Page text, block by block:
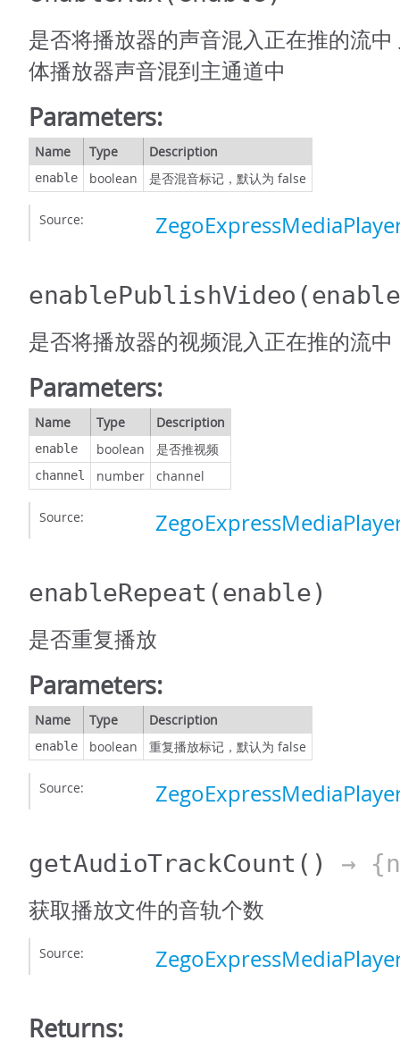
是否将播放器的声音混入正在推的流
体播放器声音混到主通道中
Parameters:
Name Type Description
enable boolean 是否混音标记，默认为 false
Source:
enablePublishVideo
是否将播放器的视频混入正在推的流中
Parameters:
Name Type Description
enable boolean 是否推视频
channel number channel
Source:
enableRepeat (enable)
是否重复播放
Parameters:
Name Type Description
enable boolean 重复播放标记，默认为 false
Source:
getAudioTrackCount () →
获取播放文件的音轨个数
Source:
Returns: